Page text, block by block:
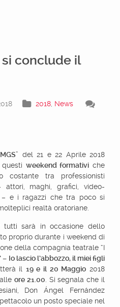
si conclude il
2018 News
” del 21 e 22 Aprile 2018
weekend formativi che
costante tra professionisti
attori, maghi, grafici, video-
e i ragazzi che tra poco si
realtà oratoriane.
sarà in occasione dello
proprio durante i weekend di
della compagnia teatrale “I
– Io lascio l’abbozzo, il miei figli
il 19 e il 20 Maggio 2018
alleore 21.00 . Si segnala che il
Don Ángel Fernández
un posto speciale nel